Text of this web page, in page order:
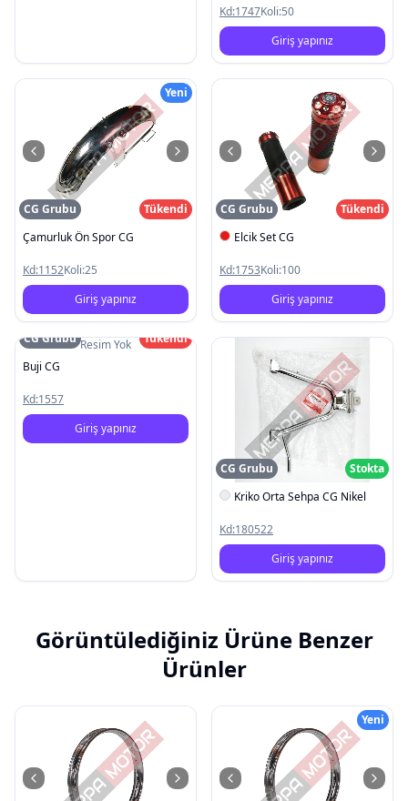
Kd:1747Koli:50
Giriş yapınız
Yeni
CG Grubu
Tükendi
Çamurluk Ön Spor CG
Kd:1152Koli:25
Giriş yapınız
CG Grubu
Tükendi
Elcik Set CG
Kd:1753Koli:100
Giriş yapınız
Resim Yok
CG Grubu
Tükendi
Buji CG
Kd:1557
Giriş yapınız
CG Grubu
Stokta
Kriko Orta Sehpa CG Nikel
Kd:180522
Giriş yapınız
Görüntülediğiniz Ürüne Benzer
Ürünler
Yeni